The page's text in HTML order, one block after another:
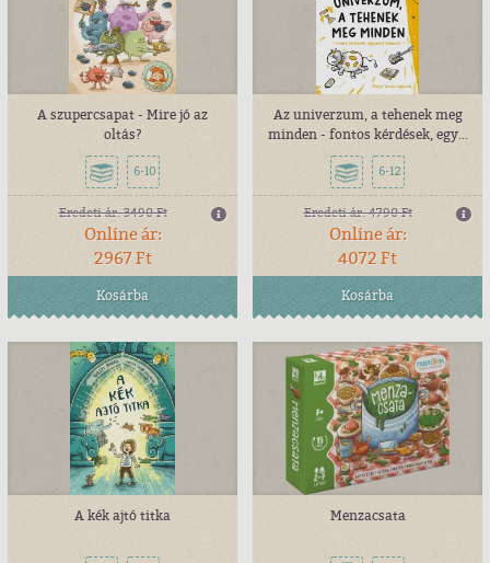
A szupercsapat - Mire jó az
oltás?
6-10
Eredeti ár:3490 Ft
Online ár:
2967 Ft
Kosárba
Az univerzum, a tehenek meg
minden - fontos kérdések, egy...
6-12
Eredeti ár:4790 Ft
Online ár:
4072 Ft
Kosárba
A kék ajtó titka Menzacsata